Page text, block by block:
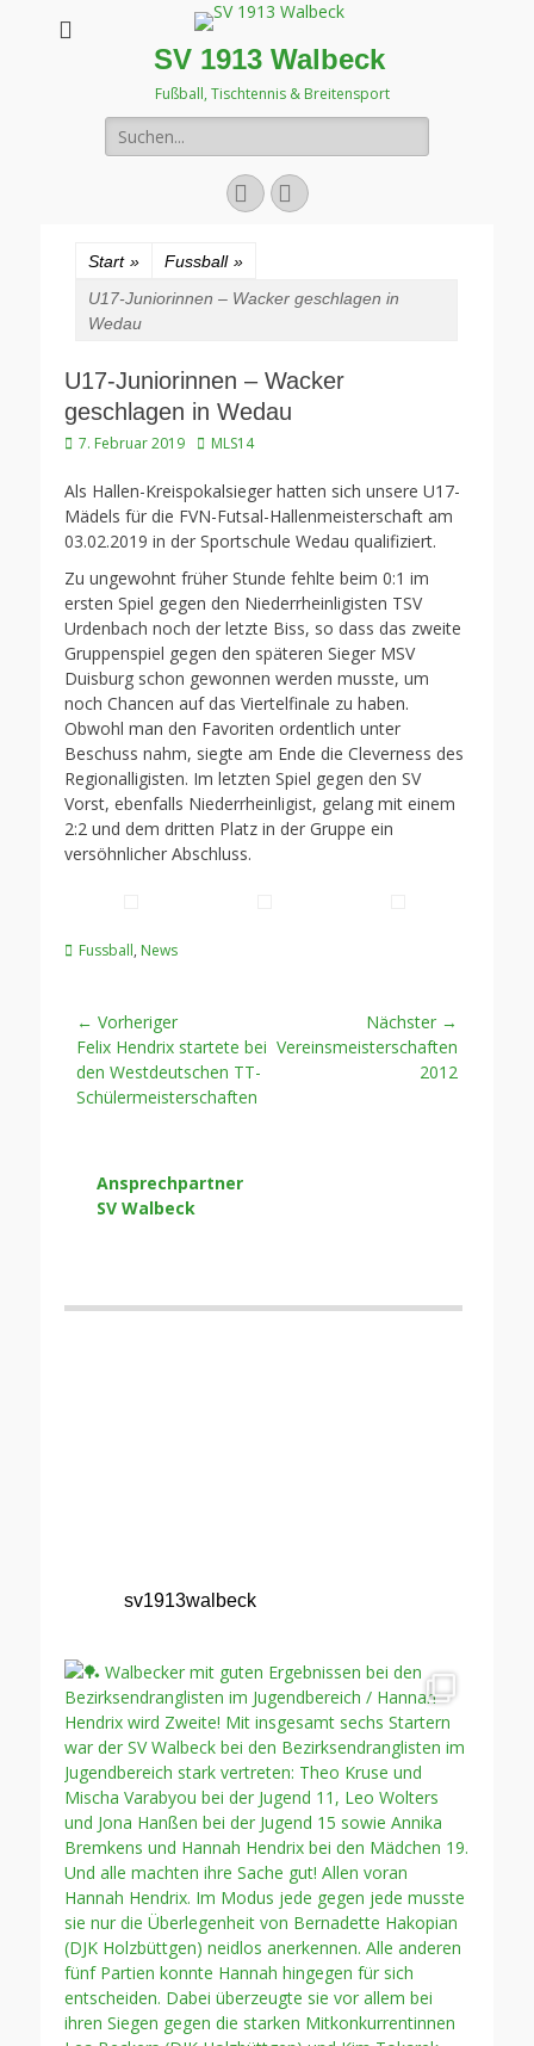
SV 1913 Walbeck
Fußball, Tischtennis & Breitensport
Suchen
nach:
FacebookInstagram
Start » Fussball »
U17-Juniorinnen – Wacker geschlagen in
Wedau
U17-Juniorinnen – Wacker
geschlagen in Wedau
Veröffentlicht
7. Februar 2019 Autor
MLS14
Als Hallen-Kreispokalsieger hatten sich unsere U17-
Mädels für die FVN-Futsal-Hallenmeisterschaft am
03.02.2019 in der Sportschule Wedau qualifiziert.
Zu ungewohnt früher Stunde fehlte beim 0:1 im
ersten Spiel gegen den Niederrheinligisten TSV
Urdenbach noch der letzte Biss, so dass das zweite
Gruppenspiel gegen den späteren Sieger MSV
Duisburg schon gewonnen werden musste, um
noch Chancen auf das Viertelfinale zu haben.
Obwohl man den Favoriten ordentlich unter
Beschuss nahm, siegte am Ende die Cleverness des
Regionalligisten. Im letzten Spiel gegen den SV
Vorst, ebenfalls Niederrheinligist, gelang mit einem
2:2 und dem dritten Platz in der Gruppe ein
versöhnlicher Abschluss.
Kategorien
Fussball, News
Beitragsnavigation
← Vorheriger
Vorheriger
Beitrag:
Felix Hendrix startete bei
den Westdeutschen TT-
Schülermeisterschaften
Nächster →
Nächster
Vereinsmeisterschaften
2012
Ansprechpartner
SV Walbeck
sv1913walbeck